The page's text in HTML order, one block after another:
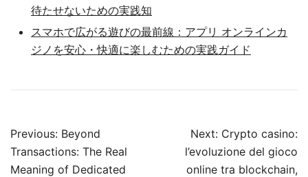
待たせないための実践知
スマホで広がる遊びの最前線：アプリ オンラインカ
ジノを安心・快適に楽しむための実践ガイド
Post
navigation
Previous: Beyond
Transactions: The Real
Meaning of Dedicated
Next: Crypto casino:
l’evoluzione del gioco
online tra blockchain,